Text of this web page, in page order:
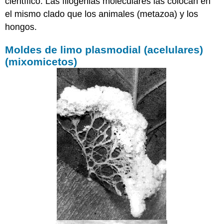
el mismo clado que los animales (metazoa) y los
hongos.
Moldes de limo plasmodial (acelulares)
(mixomicetos)